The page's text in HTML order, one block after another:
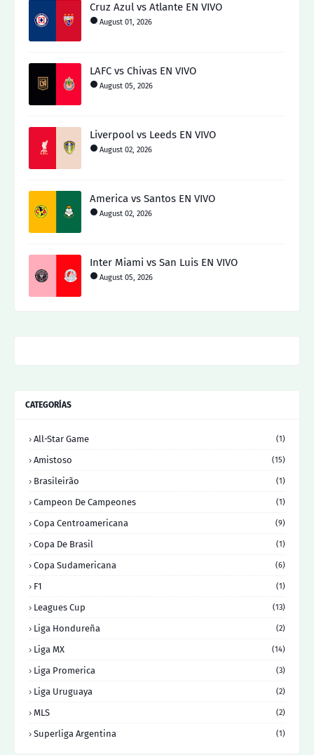
Cruz Azul vs Atlante EN VIVO
August 01, 2026
LAFC vs Chivas EN VIVO
August 05, 2026
Liverpool vs Leeds EN VIVO
August 02, 2026
America vs Santos EN VIVO
August 02, 2026
Inter Miami vs San Luis EN VIVO
August 05, 2026
CATEGORÍAS
All-Star Game (1)
Amistoso (15)
Brasileirão (1)
Campeon De Campeones (1)
Copa Centroamericana (9)
Copa De Brasil (1)
Copa Sudamericana (6)
F1 (1)
Leagues Cup (13)
Liga Hondureña (2)
Liga MX (14)
Liga Promerica (3)
Liga Uruguaya (2)
MLS (2)
Superliga Argentina (1)